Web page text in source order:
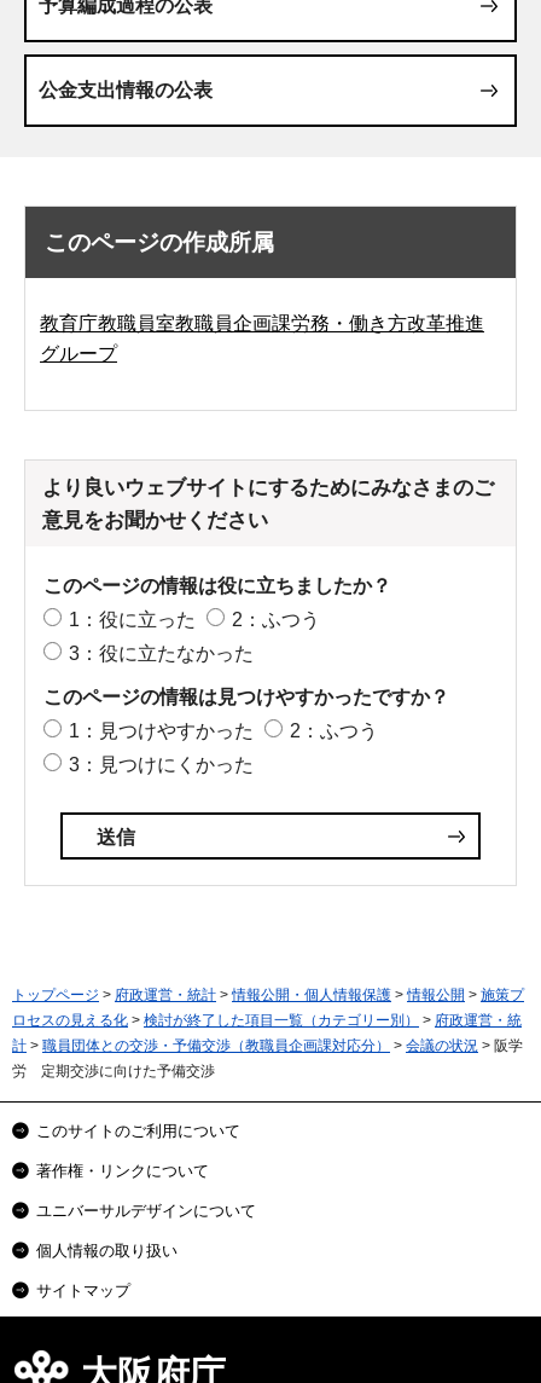
予算編成過程の公表
公金支出情報の公表
このページの作成所属
教育庁教職員室教職員企画課労務・働き方改革推進
グループ
より良いウェブサイトにするためにみなさまのご
意見をお聞かせください
このページの情報は役に立ちましたか？
1：役に立った
2：ふつう
3：役に立たなかった
このページの情報は見つけやすかったですか？
1：見つけやすかった
2：ふつう
3：見つけにくかった
トップページ > 府政運営・統計 >情報公開・個人情報保護 >情報公開 > 施策プ
ロセスの見える化 > 検討が終了した項目一覧（カテゴリー別） > 府政運営・統
計 > 職員団体との交渉・予備交渉（教職員企画課対応分） > 会議の状況 > 阪学
労 定期交渉に向けた予備交渉
このサイトのご利用について
著作権・リンクについて
ユニバーサルデザインについて
個人情報の取り扱い
サイトマップ
大阪府庁